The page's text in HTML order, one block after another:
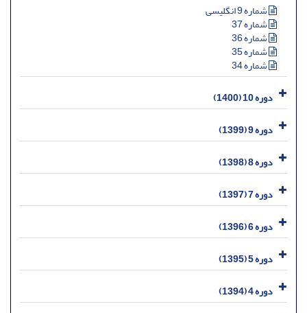
شماره 9 انگلیسی
شماره 37
شماره 36
شماره 35
شماره 34
دوره 10 (1400)
دوره 9 (1399)
دوره 8 (1398)
دوره 7 (1397)
دوره 6 (1396)
دوره 5 (1395)
دوره 4 (1394)